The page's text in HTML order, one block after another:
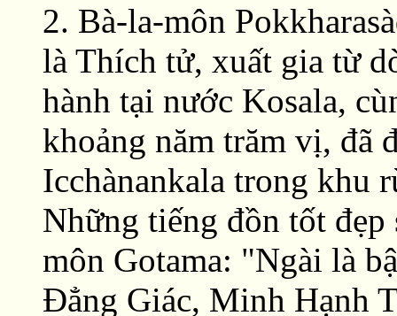
2. Bà-la-môn
là Thích tử, xuất gia từ
hành tại nước Kosala,
khoảng năm trăm vị, đã
Icchànankala trong khu
Những tiếng đồn tốt đẹp
môn Gotama: "Ngài là
Ðẳng Giác, Minh Hạnh